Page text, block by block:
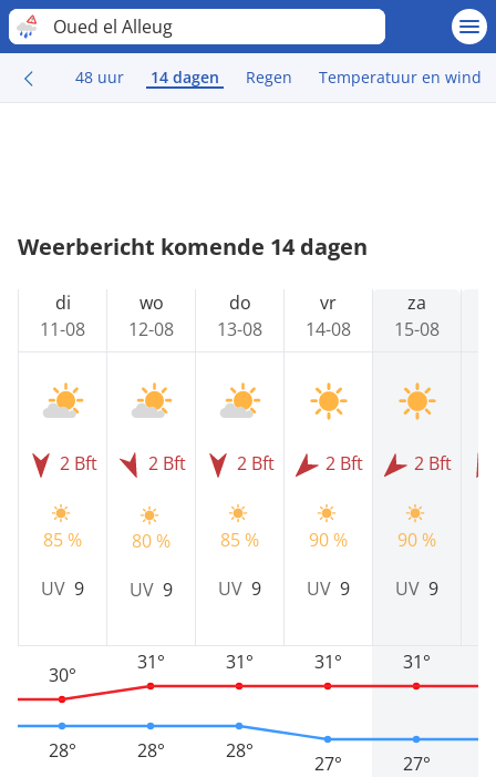
Oued el Alleug
48 uur 14 dagen Regen Temperatuur en wind
Weerbericht komende 14 dagen
di
11-08
2 Bft
85 %
UV 9
28°
30°
wo
12-08
2 Bft
80 %
UV 9
28°
31°
do
13-08
2 Bft
85 %
UV 9
28°
31°
vr
14-08
2 Bft
90 %
UV 9
27°
31°
za
15-08
2 Bft
90 %
UV 9
27°
31°